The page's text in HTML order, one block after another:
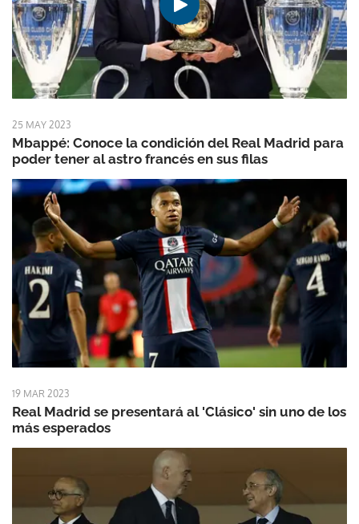
25 MAY 2023
Mbappé: Conoce la condición del Real Madrid para
poder tener al astro francés en sus filas
19 MAR 2023
Real Madrid se presentará al 'Clásico' sin uno de los
más esperados